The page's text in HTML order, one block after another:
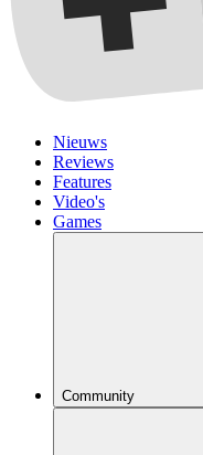
Nieuws
Reviews
Features
Video's
Games
Community